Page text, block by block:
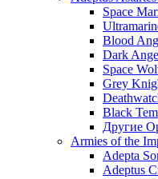
Space
Blood
Dark
Space
Grey
Black
Другие
Armies of the
Adepta
Adeptus